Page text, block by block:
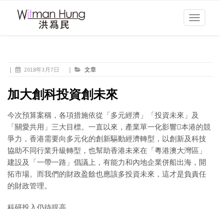
Toggle
| 2018年3月7日 | 文章
加大創科投資創未來
今次預算案稱，各項措施依從「多元經濟」「投資未來」及
「關愛共用」三大目標。一直以來，產業單一化影響本港的競
爭力，香港需要向多元化的創新驅動經濟轉型，以創新及科技
協助不同行業升級轉型，也幫助香港未來在「粵港澳大灣區」
建設及「一帶一路」倡議上，有能力和內地企業併船出海，開
拓市場。而我們的財政盈餘也應該多投資未來，這才是負責任
的財政管理。